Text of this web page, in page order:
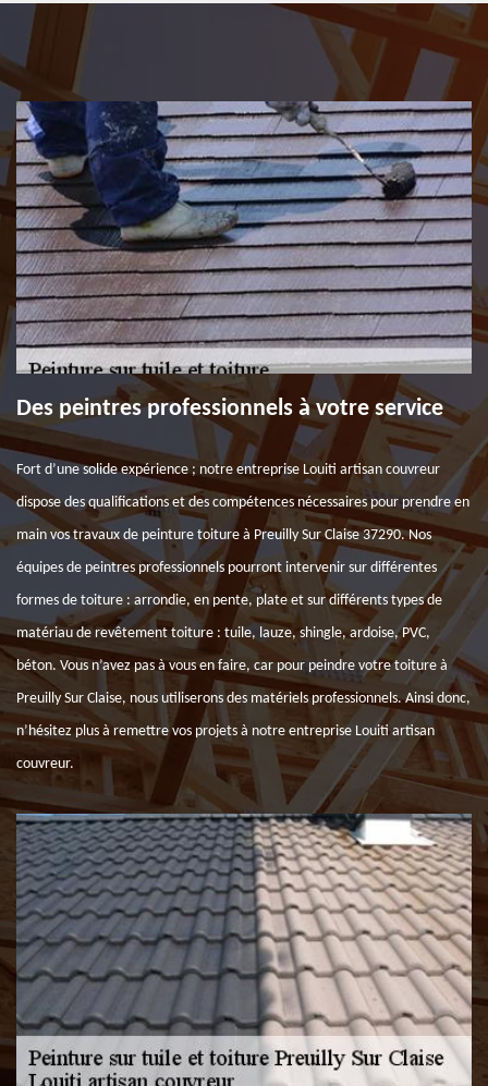
Des peintres professionnels à votre service
Fort d’une solide expérience ; notre entreprise Louiti artisan couvreur
dispose des qualifications et des compétences nécessaires pour prendre en
main vos travaux de peinture toiture à Preuilly Sur Claise 37290. Nos
équipes de peintres professionnels pourront intervenir sur différentes
formes de toiture : arrondie, en pente, plate et sur différents types de
matériau de revêtement toiture : tuile, lauze, shingle, ardoise, PVC,
béton. Vous n’avez pas à vous en faire, car pour peindre votre toiture à
Preuilly Sur Claise, nous utiliserons des matériels professionnels. Ainsi donc,
n’hésitez plus à remettre vos projets à notre entreprise Louiti artisan
couvreur.